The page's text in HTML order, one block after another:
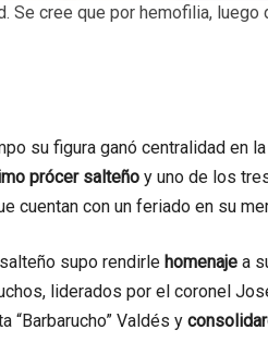
Se cree que por hemofilia, luego
su figura ganó centralidad en la
prócer salteñoy uno de los
cuentan con un feriado en su
supo rendirlehomenaje a
liderados por el coronel
“Barbarucho” Valdés y